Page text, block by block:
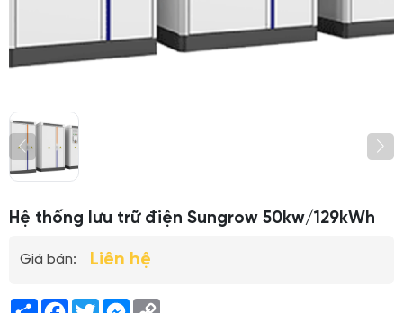
Hệ thống lưu trữ điện Sungrow 50kw/129kWh
Giá bán: Liên hệ
ShareFacebook
TwitterMessenger